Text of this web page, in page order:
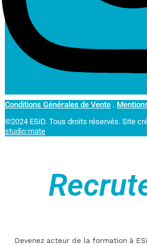
Conditions Générales de Vente .
©2024 ESiD. Tous droits réservés. Site
studio:mate
Devenez acteur de la formation à